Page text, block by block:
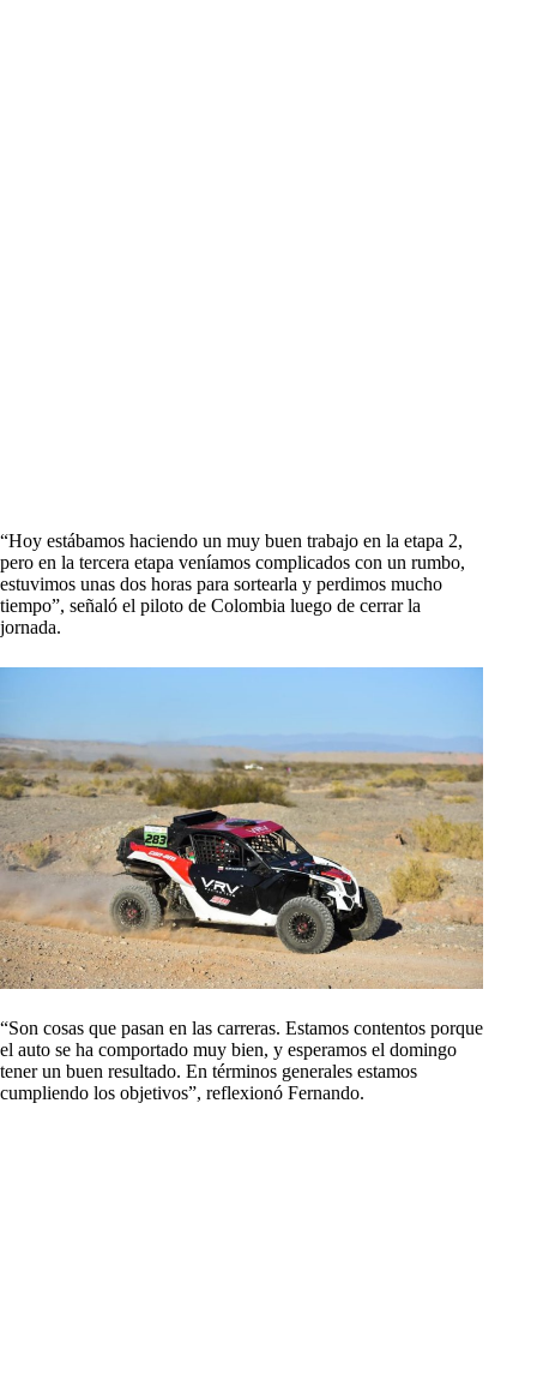
“Hoy estábamos haciendo un muy buen trabajo en la etapa 2,
pero en la tercera etapa veníamos complicados con un rumbo,
estuvimos unas dos horas para sortearla y perdimos mucho
tiempo”, señaló el piloto de Colombia luego de cerrar la
jornada.
“Son cosas que pasan en las carreras. Estamos contentos porque
el auto se ha comportado muy bien, y esperamos el domingo
tener un buen resultado. En términos generales estamos
cumpliendo los objetivos”, reflexionó Fernando.